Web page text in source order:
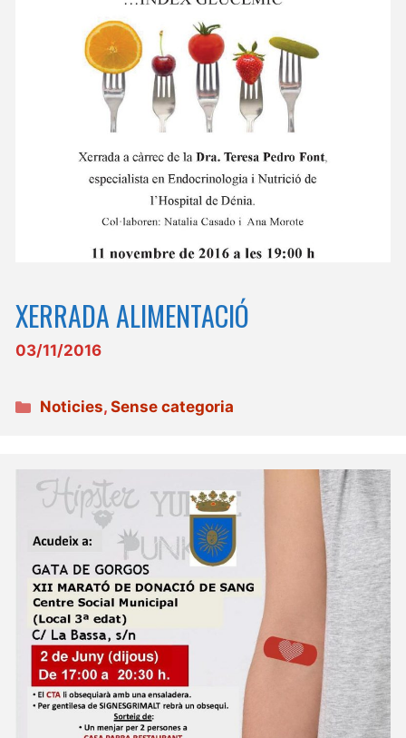
XERRADA ALIMENTACIÓ
03/11/2016
Categories
Noticies,Sense categoria